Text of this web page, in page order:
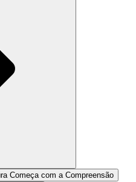
Começa com a Compreensão